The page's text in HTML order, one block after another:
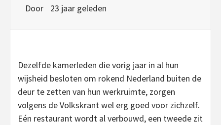
Door 23 jaar geleden
Dezelfde kamerleden die vorig jaar in al hun
wijsheid besloten om rokend Nederland buiten de
deur te zetten van hun werkruimte, zorgen
volgens de Volkskrant wel erg goed voor zichzelf.
Eén restaurant wordt al verbouwd, een tweede zit